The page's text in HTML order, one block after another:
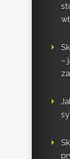
–